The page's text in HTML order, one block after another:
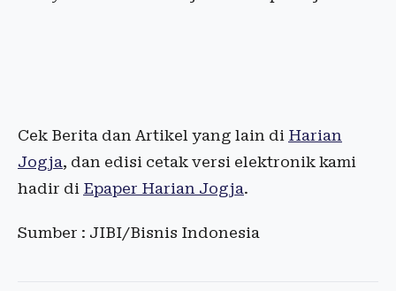
Cek Berita dan Artikel yang lain di Harian
Jogja, dan edisi cetak versi elektronik kami
hadir di Epaper Harian Jogja.
Sumber : JIBI/Bisnis Indonesia